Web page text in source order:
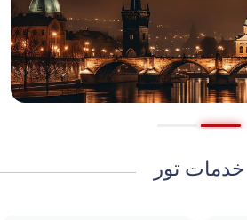
خدمات تور